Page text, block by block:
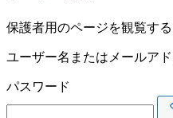
保護者用のページを観覧す
ユーザー名またはメールア
パスワード